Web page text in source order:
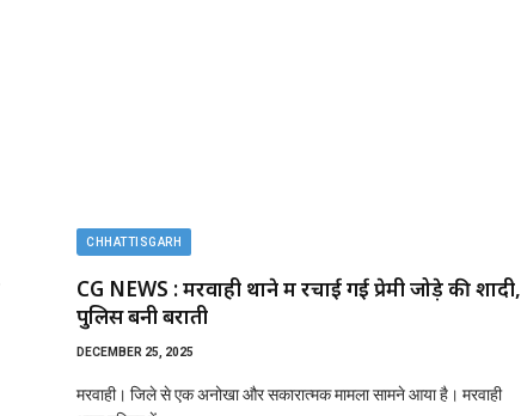
CHHATTISGARH
CG NEWS : मरवाही थाने में रचाई गई प्रेमी जोड़े की शादी,
पुलिस बनी बराती
DECEMBER 25, 2025
मरवाही। जिले से एक अनोखा और सकारात्मक मामला सामने आया है। मरवाही